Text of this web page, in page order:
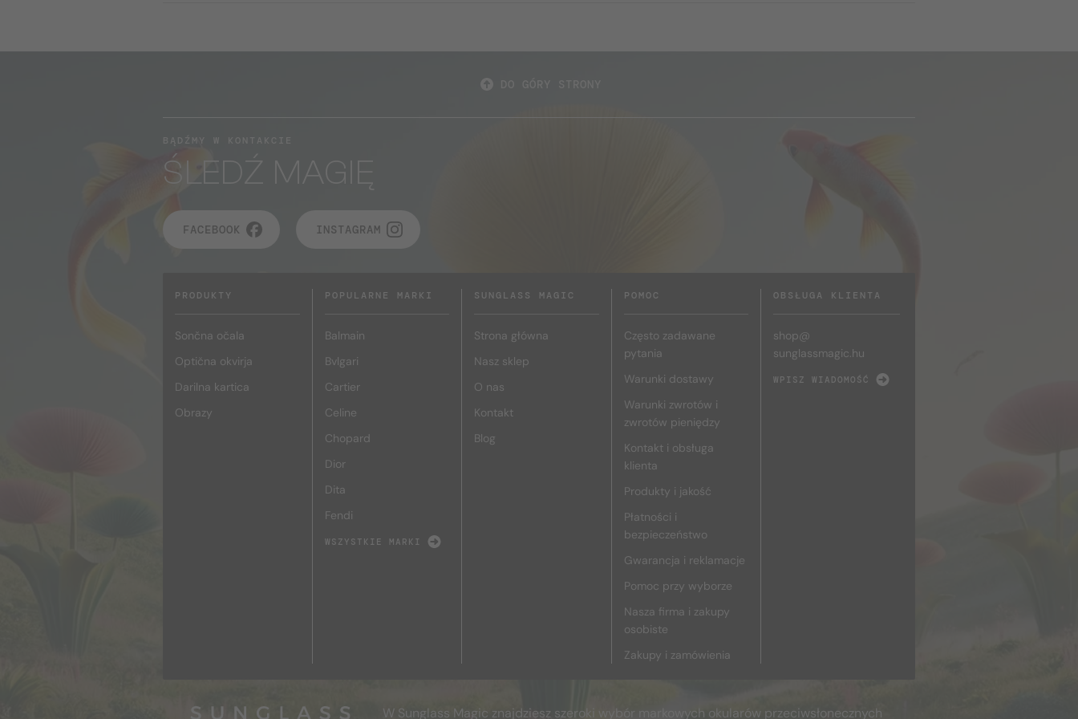
BĄDŹMY W KONTAKCIE
ŚLEDŹ MAGIĘ
FACEBOOK INSTAGRAM
PRODUKTY
Sončna očala
Optična okvirja
Darilna kartica
Obrazy
POPULARNE MARKI
Balmain
Bvlgari
Cartier
Celine
Chopard
Dior
Dita
Fendi
WSZYSTKIE MARKI
SUNGLASS MAGIC
Strona główna
Nasz sklep
O nas
Kontakt
Blog
POMOC
Często zadawane
pytania
Warunki dostawy
Warunki zwrotów i
zwrotów pieniędzy
Kontakt i obsługa
klienta
Produkty i jakość
Płatności i
bezpieczeństwo
Gwarancja i reklamacje
Pomoc przy wyborze
Nasza firma i zakupy
osobiste
Zakupy i zamówienia
OBSŁUGA KLIENTA
shop@
sunglassmagic.hu
WPISZ WIADOMOŚĆ
W Sunglass Magic znajdziesz szeroki wybór markowych okularów przeciwsłonecznych